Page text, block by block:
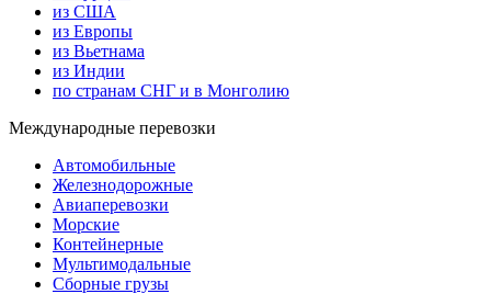
из США
из Европы
из Вьетнама
из Индии
по странам СНГ и в Монголию
Международные перевозки
Автомобильные
Железнодорожные
Авиаперевозки
Морские
Контейнерные
Мультимодальные
Сборные грузы